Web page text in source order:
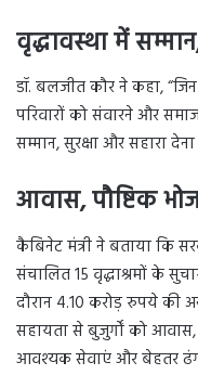
वृद्धावस्था में
डॉ. बलजीत कौर ने कहा,
परिवारों को संवारने और
सम्मान, सुरक्षा और सहारा
आवास, पौष्टिक
कैबिनेट मंत्री ने बताया कि
संचालित 15 वृद्धाश्रमों के
दौरान 4.10 करोड़ रुपये की
सहायता से बुजुर्गों को
आवश्यक सेवाएं और बेहतर